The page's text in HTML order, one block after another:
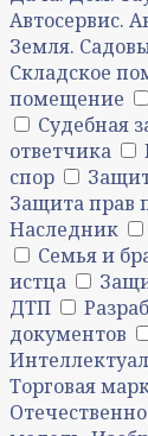
Автосервис.
Земля.
Складское
помещение
Судебная
ответчика
спор
Защита прав
Наследник
Семья и
истца
ДТП
документов
Торговая